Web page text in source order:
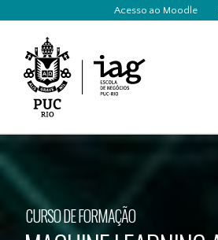
Acesso ao Moodle
CURSO DE FORMAÇÃO